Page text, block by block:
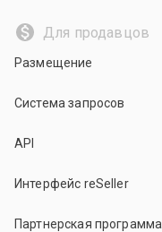
Для продавцов
Размещение
Система запросов
API
Интерфейс reSeller
Партнерская программа